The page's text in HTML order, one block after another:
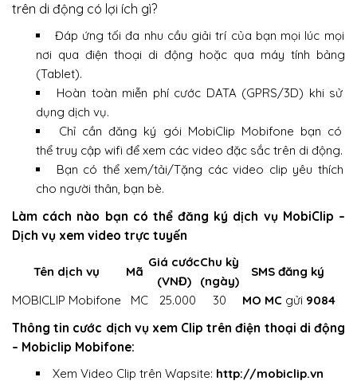
trên di động có lợi ích gì?
Đáp ứng tối đa nhu cầu giải trí của bạn mọi lúc mọi
nơi qua điện thoại di động hoặc qua máy tính bảng
(Tablet).
Hoàn toàn miễn phí cước DATA (GPRS/3D) khi sử
dụng dịch vụ.
Chỉ cần đăng ký gói MobiClip Mobifone bạn có
thể truy cập wifi để xem các video đặc sắc trên di động.
Bạn có thể xem/tải/Tặng các video clip yêu thích
cho người thân, bạn bè.
Làm cách nào bạn có thể đăng ký dịch vụ MobiClip –
Dịch vụ xem video trực tuyến
Tên dịch vụ Mã
Giá cước
(VNĐ)
Chu kỳ
(ngày)
SMS đăng ký
MOBICLIP Mobifone MC 25.000 30 MO MC gửi 9084
Thông tin cước dịch vụ xem Clip trên điện thoại di động
– Mobiclip Mobifone:
Xem Video Clip trên Wapsite: http://mobiclip.vn